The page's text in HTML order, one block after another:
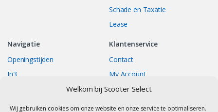
Welkom bij Scooter Select
Wij gebruiken cookies om onze website en onze service te optimaliseren.
Schade en Taxatie
Lease
Navigatie
Openingstijden
In3
Klantenservice
Contact
My Account
Track your Order